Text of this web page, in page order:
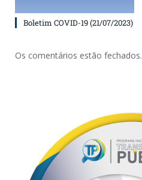
Boletim COVID-19 (21/07/2023)
Os comentários estão fechados.